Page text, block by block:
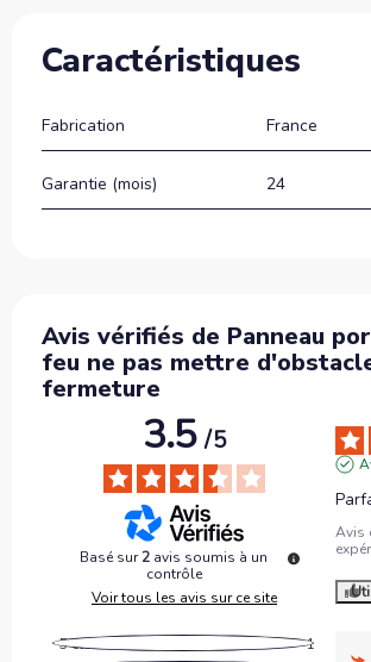
Caractéristiques
Fabrication France
Garantie (mois) 24
Avis vérifiés de Panneau
feu ne pas mettre
fermeture
3.5/5
Basé sur2 avis soumis à un
contrôle
Voir tous les avis sur ce site
5étoiles
1
Avis